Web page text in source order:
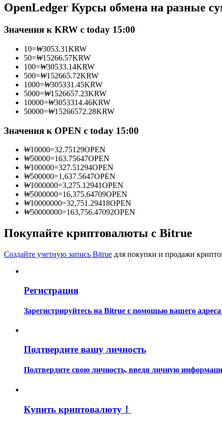
Фьючерсы с использованием USDC в качестве
Копирование торговли
Присоединяйтесь к лучшим трейдерам
Станьте копи-трейдером
Информация
OpenLedger Курсы обмена на разные
Значения к KRW с today 15:00
10=₩3053.31KRW
50=₩15266.57KRW
100=₩30533.14KRW
500=₩152665.72KRW
1000=₩305331.45KRW
5000=₩1526657.23KRW
10000=₩3053314.46KRW
50000=₩15266572.28KRW
Значения к OPEN с today 15:00
₩10000=32.75129OPEN
₩50000=163.75647OPEN
₩100000=327.51294OPEN
₩500000=1,637.5647OPEN
₩1000000=3,275.12941OPEN
₩5000000=16,375.64709OPEN
₩10000000=32,751.29418OPEN
₩50000000=163,756.47092OPEN
Покупайте криптовалюты с Bitrue
Создайте учетную запись Bitrue для покупки и продажи
Регистрация
Зарегистрируйтесь на Bitrue с помощью вашего
Подтвердите вашу личность
Подтвердите свою личность, введя личную
Купить криптовалюту！